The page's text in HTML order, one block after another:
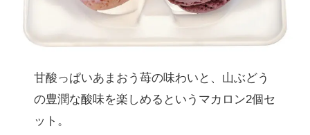
甘酸っぱいあまおう苺の味わいと、山ぶどう
の豊潤な酸味を楽しめるというマカロン2個セ
ット。